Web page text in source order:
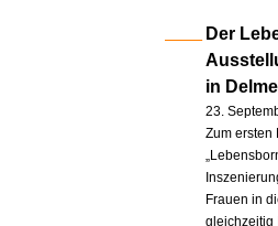
Der
in
23.
Zum ersten
Frauen in
gleichzeitig